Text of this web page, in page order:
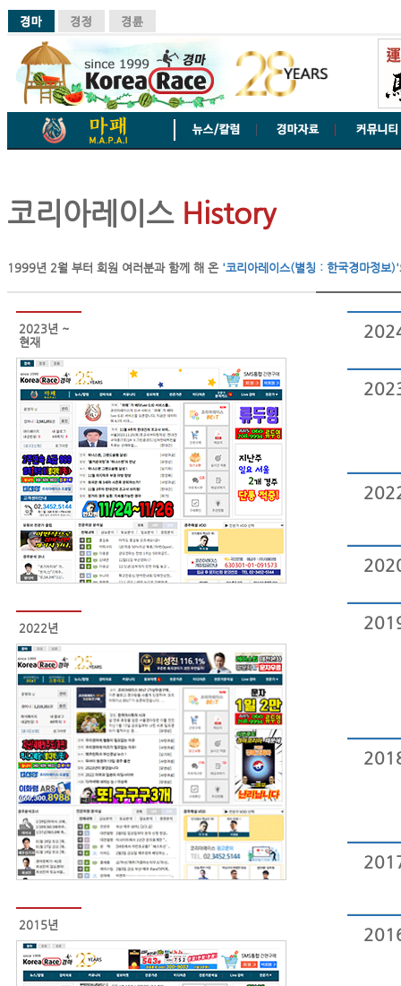
코리아레이스 History
1999년 2월 부터 회원 여러분과 함께 해 온 '코리아레이스(별칭 : 한국경마정보)'
2023년 ~
현재
2022년
2015년